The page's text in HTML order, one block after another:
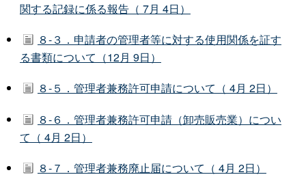
関する記録に係る報告（ 7月 4日）
８-３．申請者の管理者等に対する使用関係を証す
る書類について（12月 9日）
８-５．管理者兼務許可申請について（ 4月 2日）
８-６．管理者兼務許可申請（卸売販売業）につい
て（ 4月 2日）
８-７．管理者兼務廃止届について（ 4月 2日）